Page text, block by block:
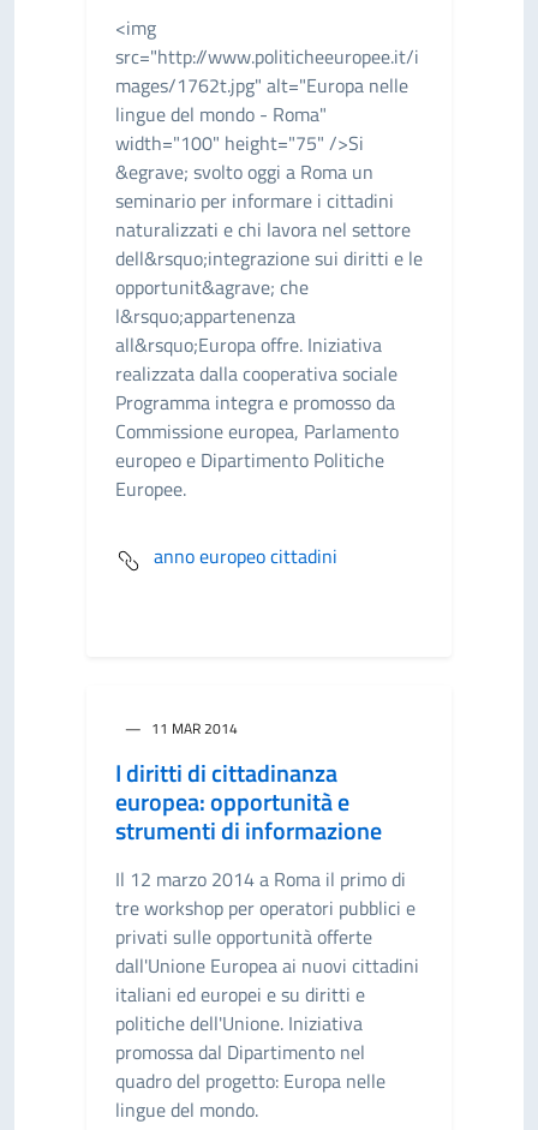
<img
src="http://www.politicheeuropee.it/i
mages/1762t.jpg" alt="Europa nelle
lingue del mondo - Roma"
width="100" height="75" />Si
&egrave; svolto oggi a Roma un
seminario per informare i cittadini
naturalizzati e chi lavora nel settore
dell&rsquo;integrazione sui diritti e le
opportunit&agrave; che
l&rsquo;appartenenza
all&rsquo;Europa offre. Iniziativa
realizzata dalla cooperativa sociale
Programma integra e promosso da
Commissione europea, Parlamento
europeo e Dipartimento Politiche
Europee.
anno europeo cittadini
11 MAR 2014
I diritti di cittadinanza
europea: opportunità e
strumenti di informazione
Il 12 marzo 2014 a Roma il primo di
tre workshop per operatori pubblici e
privati sulle opportunità offerte
dall'Unione Europea ai nuovi cittadini
italiani ed europei e su diritti e
politiche dell'Unione. Iniziativa
promossa dal Dipartimento nel
quadro del progetto: Europa nelle
lingue del mondo.